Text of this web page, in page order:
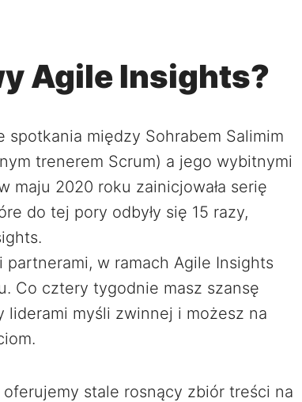
Agile Insights?
między Sohrabem Salimim
trenerem Scrum) a jego wybitnymi
maju 2020 roku zainicjowała serię
do tej pory odbyły się 15 razy,
w ramach Agile Insights
Co cztery tygodnie masz szansę
liderami myśli zwinnej i możesz na
oferujemy stale rosnący zbiór treści na